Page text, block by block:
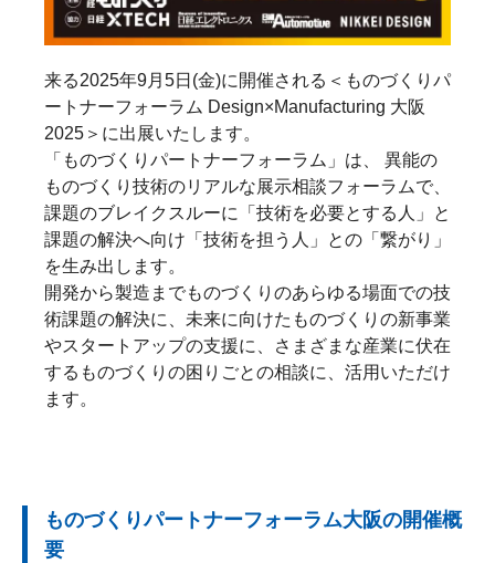
来る2025年9月5日(金)に開催される＜ものづくりパ
ートナーフォーラム Design×Manufacturing 大阪
2025＞に出展いたします。
「ものづくりパートナーフォーラム」は、 異能の
ものづくり技術のリアルな展示相談フォーラムで、
課題のブレイクスルーに「技術を必要とする人」と
課題の解決へ向け「技術を担う人」との「繋がり」
を生み出します。
開発から製造までものづくりのあらゆる場面での技
術課題の解決に、未来に向けたものづくりの新事業
やスタートアップの支援に、さまざまな産業に伏在
するものづくりの困りごとの相談に、活用いただけ
ます。
ものづくりパートナーフォーラム大阪の開催概
要